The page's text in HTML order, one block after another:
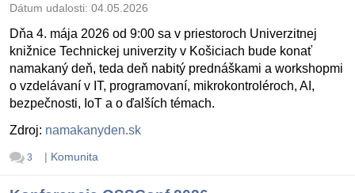
Dátum udalosti: 04.05.2026
Dňa 4. mája 2026 od 9:00 sa v priestoroch Univerzitnej
knižnice Technickej univerzity v Košiciach bude konať
namakaný deň, teda deň nabitý prednáškami a workshopmi
o vzdelávaní v IT, programovaní, mikrokontroléroch, AI,
bezpečnosti, IoT a o ďalších témach.
Zdroj: namakanyden.sk
3 | Komunita